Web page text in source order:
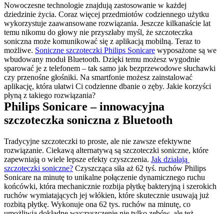
Nowoczesne technologie znajdują zastosowanie w każdej
dziedzinie życia. Coraz więcej przedmiotów codziennego użytku
wykorzystuje zaawansowane rozwiązania. Jeszcze kilkanaście lat
temu nikomu do głowy nie przyszłaby myśl, że szczoteczka
soniczna może komunikować się z aplikacją mobilną. Teraz to
możliwe. Soniczne szczoteczki Philips Sonicare wyposażone są we
wbudowany moduł Bluetooth. Dzięki temu możesz wygodnie
sparować je z telefonem – tak samo jak bezprzewodowe słuchawki
czy przenośne głośniki. Na smartfonie możesz zainstalować
aplikację, która ułatwi Ci codzienne dbanie o zęby. Jakie korzyści
płyną z takiego rozwiązania?
Philips Sonicare – innowacyjna
szczoteczka soniczna z Bluetooth
Tradycyjne szczoteczki to proste, ale nie zawsze efektywne
rozwiązanie. Ciekawą alternatywą są szczoteczki soniczne, które
zapewniają o wiele lepsze efekty czyszczenia. Jak działają
szczoteczki soniczne? Czyszcząca siła aż 62 tyś. ruchów Philips
Sonicare na minutę to unikalne połączenie dynamicznego ruchu
końcówki, która mechanicznie rozbija płytkę bakteryjną i szerokich
ruchów wymiatających jej włókien, które skutecznie usuwają już
rozbitą płytkę. Wykonuje ona 62 tys. ruchów na minutę, co